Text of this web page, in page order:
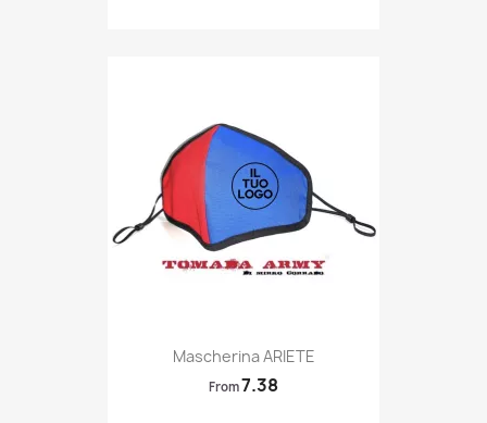
Quick view
Mascherina ARIETE
From7.38